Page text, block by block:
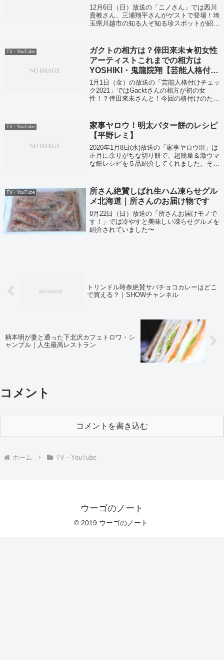
12月6日（日）放送の「ニノさん」では西川
貴教さん、三浦翔平さんがゲストで登場！埼
玉県川越市の知る人ぞ知る珍スポットが紹介
TV・YouTube
ガクトの相方は？倖田來未★初女性
アーティストこれまでの相方は
YOSHIKI・鬼龍院翔【芸能人格付け
チェック2021】
1月1日（金）の放送の「芸能人格付けチェッ
ク2021」ではGacktさんの相方が初の女
性！？倖田來未さんと！今回の格付けのため
TV・YouTube
家事ヤロウ！明太バター餅のレシピ
【平野レミ】
2020年1月8日(水)放送の「家事ヤロウ!!!」は
正月に余りがちな切り餅で、超簡単＆激ウマ
な餅レシピを５品紹介してくれました。そし
シピ「明太バター餅」がこちらで...
TV・YouTube
所さん絶賛しばれ生ハム凍らせグル
メ北海道｜所さんのお届け物です
8月22日（日）放送の「所さんお届けモノで
す！」では冷やすと美味しい凍らせグルメを
紹介されていました〜
トリンドル玲奈絶賛サバチョコカレーはどこ
で買える？｜SHOWチャンネル
柄本明が妻と通った下北沢カフェトロワ・シ
ャンプル｜人生最高レストラン
コメント
コメントを書き込む
ホーム TV・YouTube
ウーゴのノート
© 2019 ウーゴのノート.